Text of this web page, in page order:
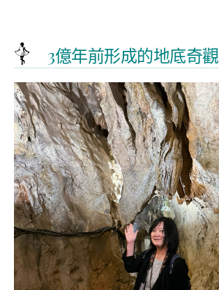
3億年前形成的地底奇觀